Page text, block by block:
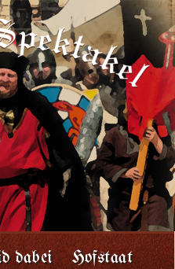
dabei
Hofstaat